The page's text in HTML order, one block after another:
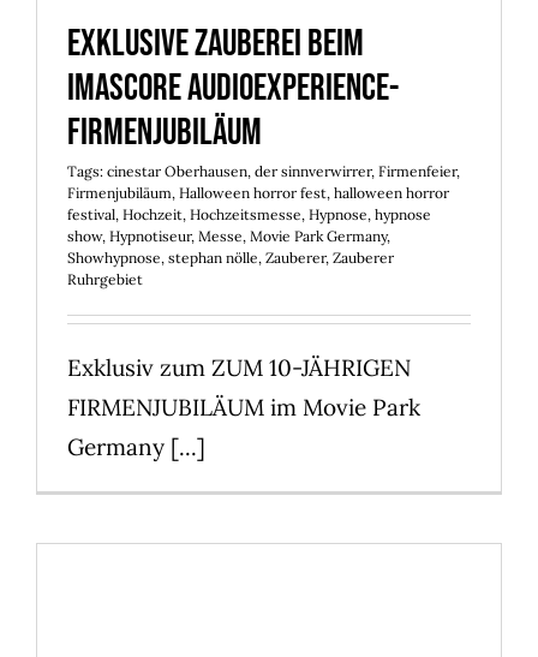
Exklusive Zauberei beim
IMAscore audioexperience-
Firmenjubiläum
Tags: cinestar Oberhausen, der sinnverwirrer, Firmenfeier,
Firmenjubiläum, Halloween horror fest, halloween horror
festival, Hochzeit, Hochzeitsmesse, Hypnose, hypnose
show, Hypnotiseur, Messe, Movie Park Germany,
Showhypnose, stephan nölle, Zauberer, Zauberer
Ruhrgebiet
Exklusiv zum ZUM 10-JÄHRIGEN
FIRMENJUBILÄUM im Movie Park
Germany [...]